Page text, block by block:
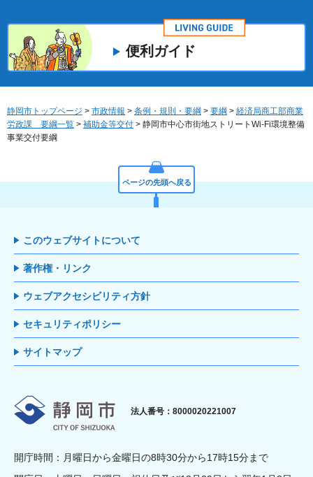
便利ガイド
静岡市トップページ > 市政情報 > 条例・規則・要綱 > 要綱 > 経済局商工部商業
労政課 要綱一覧 > 補助金等交付 > 静岡市中心市街地ストリートWi-Fi環境整備
事業交付要綱
ページの先頭へ戻る
このウェブサイトについて
著作権・リンク
ウェブアクセシビリティ方針
セキュリティポリシー
サイトマップ
静岡市
法人番号：8000020221007
開庁時間：月曜日から金曜日の8時30分から17時15分まで